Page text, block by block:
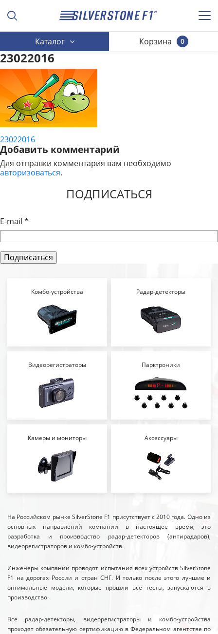
Каталог 0
Корзина
23022016
НАВИГАЦИЯ
ПО
ЗАПИСЯМ
23022016
Добавить комментарий
Для отправки комментария вам необходимо
авторизоваться.
ПОДПИСАТЬСЯ
E-mail *
Комбо-устройства Радар-детекторы
Видеорегистраторы Парктроники
Камеры и мониторы Аксессуары
На Российском рынке SilverStone F1 присутствует с 2010 года. Одно из
основных направлений компании в настоящее время, это
разработка и производство радар-детекторов (антирадаров),
видеорегистраторов и комбо-устройств.
Инженеры компании проводят испытания всех устройств SilverStone
F1 на дорогах России и стран СНГ. И только после этого лучшие и
оптимальные модели, которые прошли все тесты, запускаются в
производство.
Все радар-детекторы, видеорегистраторы и комбо-устройства
проходят обязательную сертификацию в Федеральном агентстве по